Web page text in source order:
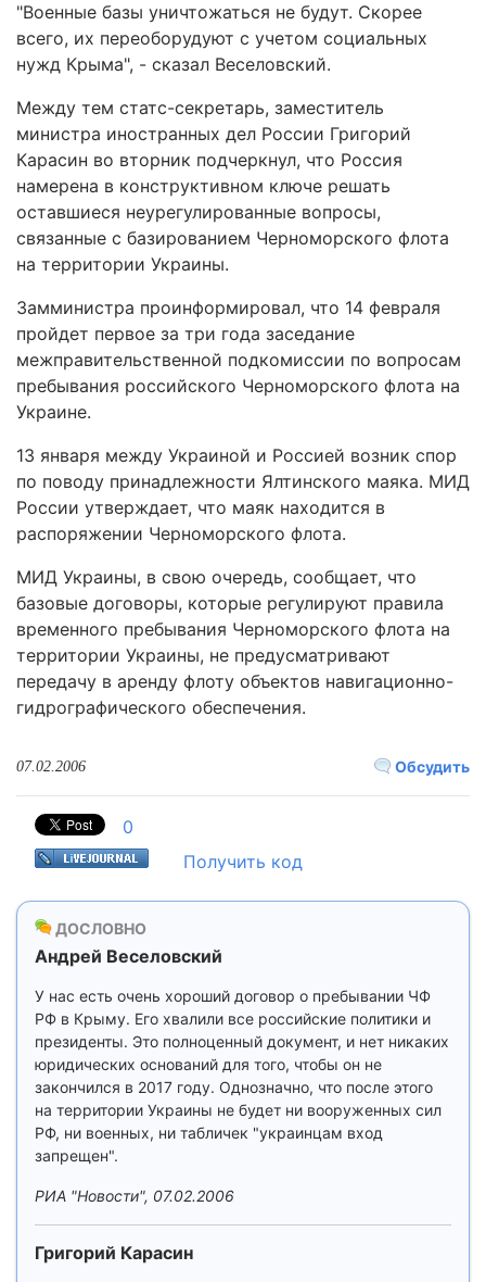
"Военные базы уничтожаться не будут. Скорее
всего, их переоборудуют с учетом социальных
нужд Крыма", - сказал Веселовский.
Между тем статс-секретарь, заместитель
министра иностранных дел России Григорий
Карасин во вторник подчеркнул, что Россия
намерена в конструктивном ключе решать
оставшиеся неурегулированные вопросы,
связанные с базированием Черноморского флота
на территории Украины.
Замминистра проинформировал, что 14 февраля
пройдет первое за три года заседание
межправительственной подкомиссии по вопросам
пребывания российского Черноморского флота на
Украине.
13 января между Украиной и Россией возник спор
по поводу принадлежности Ялтинского маяка. МИД
России утверждает, что маяк находится в
распоряжении Черноморского флота.
МИД Украины, в свою очередь, сообщает, что
базовые договоры, которые регулируют правила
временного пребывания Черноморского флота на
территории Украины, не предусматривают
передачу в аренду флоту объектов навигационно-
гидрографического обеспечения.
Обсудить
07.02.2006
0
Получить код
ДОСЛОВНО
Андрей Веселовский
У нас есть очень хороший договор о пребывании ЧФ
РФ в Крыму. Его хвалили все российские политики и
президенты. Это полноценный документ, и нет никаких
юридических оснований для того, чтобы он не
закончился в 2017 году. Однозначно, что после этого
на территории Украины не будет ни вооруженных сил
РФ, ни военных, ни табличек "украинцам вход
запрещен".
РИА "Новости", 07.02.2006
Григорий Карасин